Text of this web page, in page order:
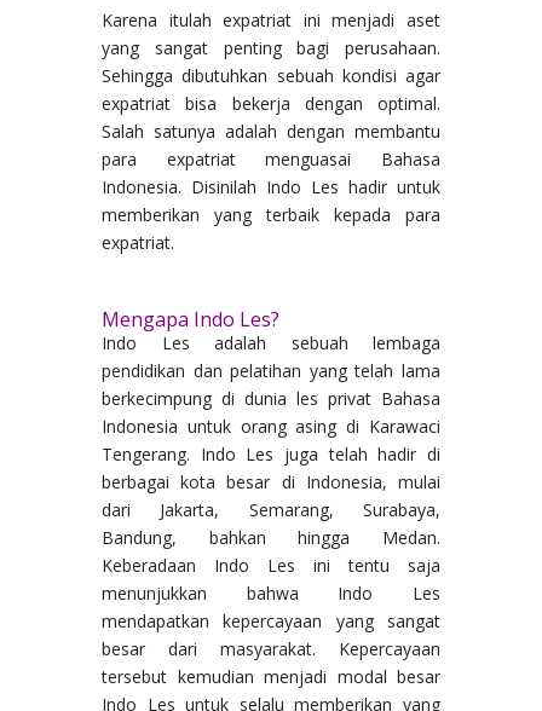
Karena itulah expatriat ini menjadi aset
yang sangat penting bagi perusahaan.
Sehingga dibutuhkan sebuah kondisi agar
expatriat bisa bekerja dengan optimal.
Salah satunya adalah dengan membantu
para expatriat menguasai Bahasa
Indonesia. Disinilah Indo Les hadir untuk
memberikan yang terbaik kepada para
expatriat.
Mengapa Indo Les?
Indo Les adalah sebuah lembaga
pendidikan dan pelatihan yang telah lama
berkecimpung di dunia les privat Bahasa
Indonesia untuk orang asing di Karawaci
Tengerang. Indo Les juga telah hadir di
berbagai kota besar di Indonesia, mulai
dari Jakarta, Semarang, Surabaya,
Bandung, bahkan hingga Medan.
Keberadaan Indo Les ini tentu saja
menunjukkan bahwa Indo Les
mendapatkan kepercayaan yang sangat
besar dari masyarakat. Kepercayaan
tersebut kemudian menjadi modal besar
Indo Les untuk selalu memberikan yang